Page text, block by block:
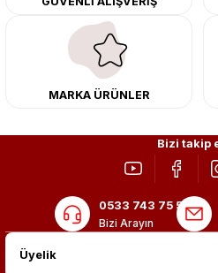
kargo ile teslimat gerçekleştiriyoruz.
adres: Egzoz Sepeti.
MARKA ÜRÜNLER
Bizi takip
0533 743 75 56
Bizi Arayın
Üyelik